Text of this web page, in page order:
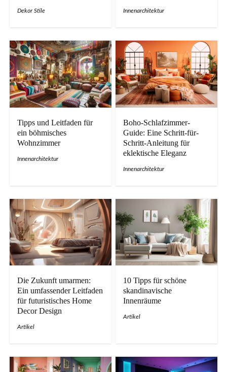
Dekor Stile Innenarchitektur
Tipps und Leitfaden für
ein böhmisches
Wohnzimmer
Innenarchitektur
Boho-Schlafzimmer-
Guide: Eine Schritt-für-
Schritt-Anleitung für
eklektische Eleganz
Innenarchitektur
Die Zukunft umarmen:
Ein umfassender Leitfaden
für futuristisches Home
Decor Design
Artikel
10 Tipps für schöne
skandinavische
Innenräume
Artikel